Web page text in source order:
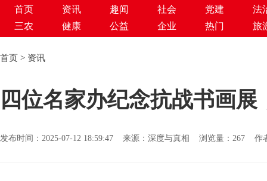
首页 资讯 趣闻 社会 党建
法
三农
健康 公益 企业 热门 旅
首页 > 资讯
四位名家办纪念抗战书画
发布时间：2025-07-12 18:59:47 来源：深度与真相 浏览量： 267 作